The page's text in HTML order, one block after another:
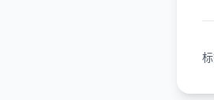
标